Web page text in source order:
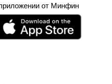
от Минфин